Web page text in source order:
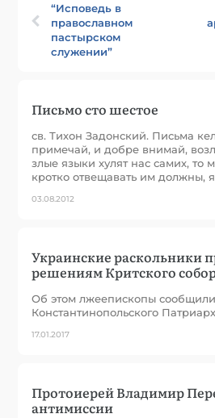
“Исповедь в
православном
пастырском
служении”
Письмо сто шестое
св. Тихон Задонский. Письма
примечай, и добре внимай,
злые языки хулят нас самих, то
кротко отвещавать им должны,
03.08.2012
Украинские раскольники
решениям Критского
Об этом лжеепископы
Константинопольского
17.01.2017
Протоиерей Владимир
антимиссии